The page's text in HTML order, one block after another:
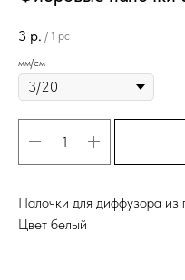
3 р. / 1 pc
мм/см
Палочки для диффузора
Цвет белый